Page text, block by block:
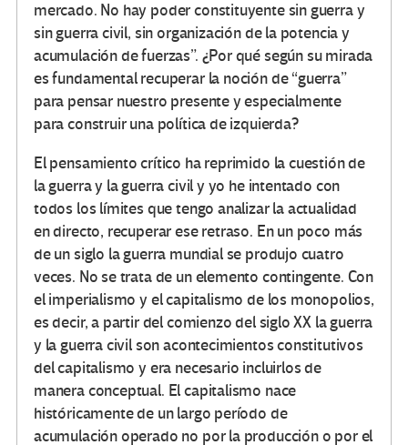
mercado. No hay poder constituyente sin guerra y
sin guerra civil, sin organización de la potencia y
acumulación de fuerzas”. ¿Por qué según su mirada
es fundamental recuperar la noción de “guerra”
para pensar nuestro presente y especialmente
para construir una política de izquierda?
El pensamiento crítico ha reprimido la cuestión de
la guerra y la guerra civil y yo he intentado con
todos los límites que tengo analizar la actualidad
en directo, recuperar ese retraso. En un poco más
de un siglo la guerra mundial se produjo cuatro
veces. No se trata de un elemento contingente. Con
el imperialismo y el capitalismo de los monopolios,
es decir, a partir del comienzo del siglo XX la guerra
y la guerra civil son acontecimientos constitutivos
del capitalismo y era necesario incluirlos de
manera conceptual. El capitalismo nace
históricamente de un largo período de
acumulación operado no por la producción o por el